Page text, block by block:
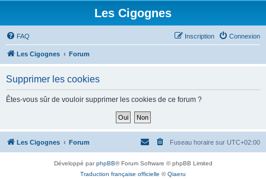
Les Cigognes
FAQ Connexion
Inscription
Les Cigognes Forum
Supprimer les cookies
Êtes-vous sûr de vouloir supprimer les cookies de ce forum ?
Les Cigognes Forum Fuseau horaire sur UTC+02:00
Développé parphpBB® Forum Software © phpBB Limited
Traduction française officielle ©Qiaeru